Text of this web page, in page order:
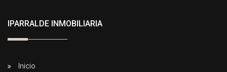
IPARRALDE INMOBILIARIA
Inicio